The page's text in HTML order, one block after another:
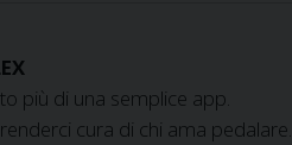
più di una semplice app.
cura di chi ama pedalare.